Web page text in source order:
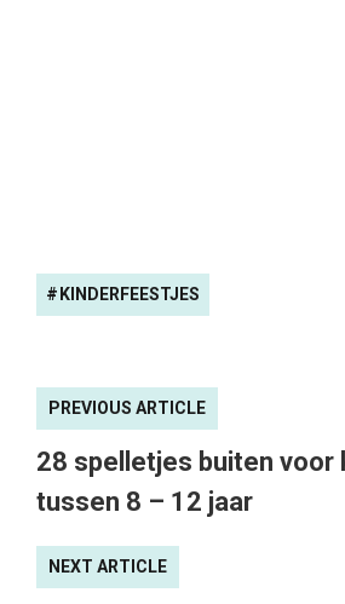
KINDERFEESTJES
PREVIOUS ARTICLE
28 spelletjes buiten voor
tussen 8 – 12 jaar
NEXT ARTICLE